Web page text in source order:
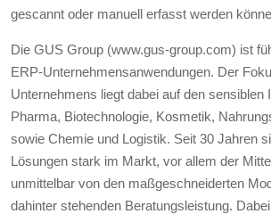
gescannt oder manuell erfasst werden
Die GUS Group (www.gus-group.com) ist
ERP-Unternehmensanwendungen. Der
Unternehmens liegt dabei auf den sensiblen
Pharma, Biotechnologie, Kosmetik,
sowie Chemie und Logistik. Seit 30 Jahren
Lösungen stark im Markt, vor allem der
unmittelbar von den maßgeschneiderten
dahinter stehenden Beratungsleistung.